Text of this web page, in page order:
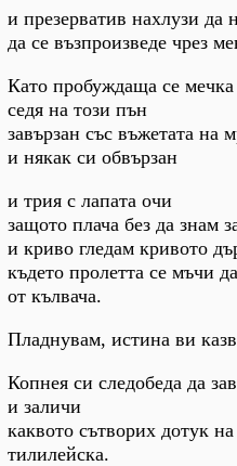
и презерватив нахлузи да
да се възпроизведе чрез
Като пробуждаща се
седя на този пън
завързан със въжетата на
и някак си обвързан
и трия с лапата очи
защото плача без да знам
и криво гледам кривото
където пролетта се мъчи
от кълвача.
Пладнувам, истина ви
Копнея си следобеда да
и заличи
каквото сътворих дотук
тилилейска.